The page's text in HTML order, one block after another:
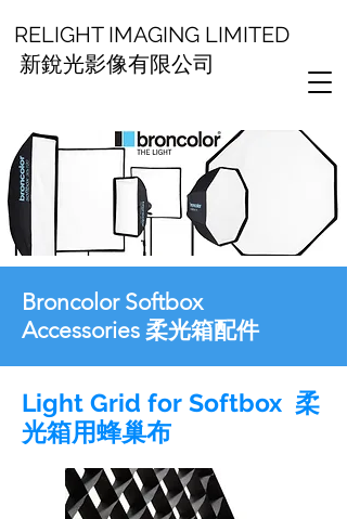
RELIGHT IMAGING LIMITED
新銳光影像有限公司
Broncolor Softbox
Accessories 柔光箱配件
Light Grid for Softbox 柔
光箱用蜂巢布